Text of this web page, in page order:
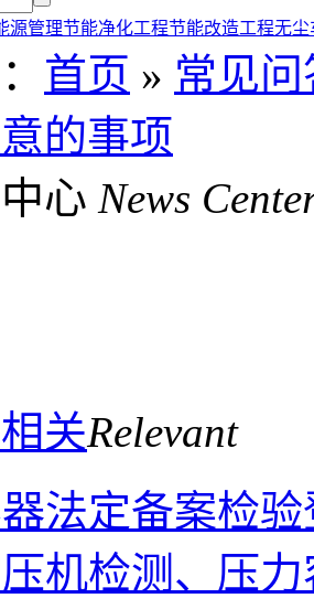
源管理节能净化工程节能改造工程无尘
： 首页 » 常见问
的事项
心 News
关Relevant
法定备案检
机检测、压